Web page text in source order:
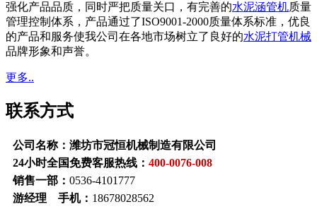
强化产品品质，同时严把质量关口，有完善的水泥涵管机质量
管理控制体系，产品通过了ISO9001-2000质量体系标准，优良
的产品和服务使我公司在各地市场树立了良好的水泥打管机械
品牌形象和声誉。
更多..
联系方式
公司名称：潍坊市冠恒机械制造有限公司
24小时全国免费客服热线： 400-0076-008
销售一部： 0536-4101777
游经理 手机： 18678028562